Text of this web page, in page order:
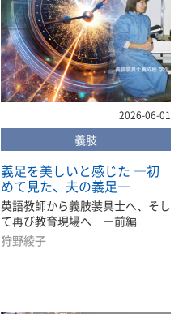
2026-06-01
義肢
義足を美しいと感じた ―初
めて見た、夫の義足―
英語教師から義肢装具士へ、そし
て再び教育現場へ ー前編
狩野綾子